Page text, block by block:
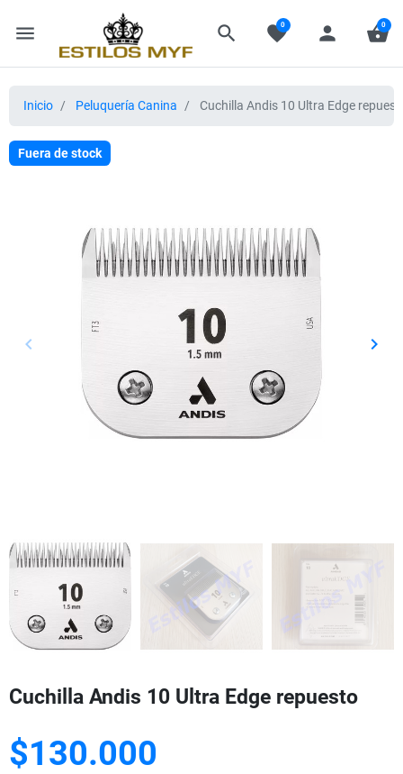
menu search favorite
0 person shopping_basket
0
Inicio Peluquería Canina Cuchilla Andis 10 Ultra Edge
Fuera de stock
Anterior
keyboard_arrow_left keyboard_arrow_right
Cuchilla Andis 10 Ultra Edge repuesto
$130.000